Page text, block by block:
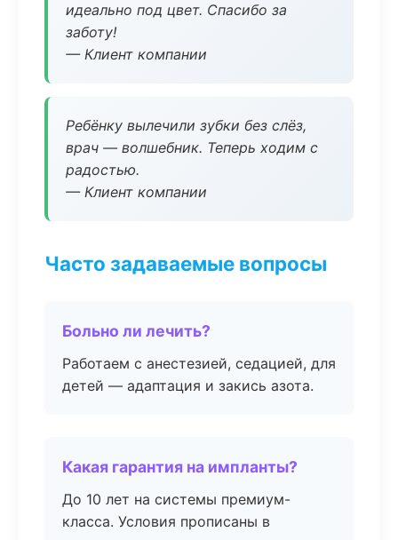
идеально под цвет. Спасибо за
заботу!
— Клиент компании
Ребёнку вылечили зубки без слёз,
врач — волшебник. Теперь ходим с
радостью.
— Клиент компании
Часто задаваемые вопросы
Больно ли лечить?
Работаем с анестезией, седацией, для
детей — адаптация и закись азота.
Какая гарантия на импланты?
До 10 лет на системы премиум-
класса. Условия прописаны в